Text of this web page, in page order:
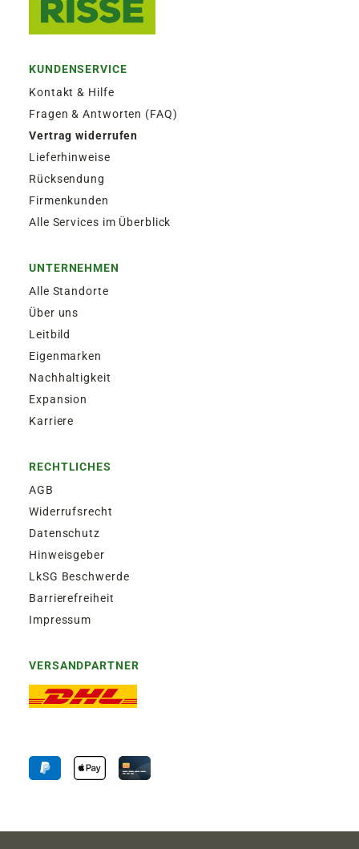
KUNDENSERVICE
Kontakt & Hilfe
Fragen & Antworten (FAQ)
Vertrag widerrufen
Lieferhinweise
Rücksendung
Firmenkunden
Alle Services im Überblick
UNTERNEHMEN
Alle Standorte
Über uns
Leitbild
Eigenmarken
Nachhaltigkeit
Expansion
Karriere
RECHTLICHES
AGB
Widerrufsrecht
Datenschutz
Hinweisgeber
LkSG Beschwerde
Barrierefreiheit
Impressum
VERSANDPARTNER